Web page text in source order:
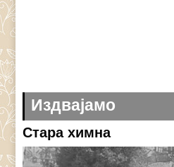
Издвајамо
Стара химна